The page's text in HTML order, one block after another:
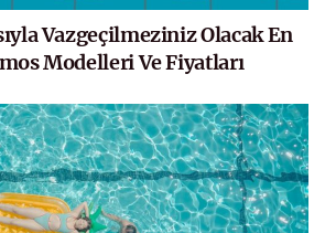
Vazgeçilmeziniz Olacak En
Modelleri Ve Fiyatları